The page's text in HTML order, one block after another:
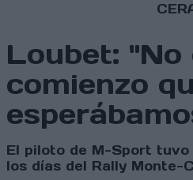
Loubet: "No
comienzo
El piloto de M-Sport
los días del Rally Monte-